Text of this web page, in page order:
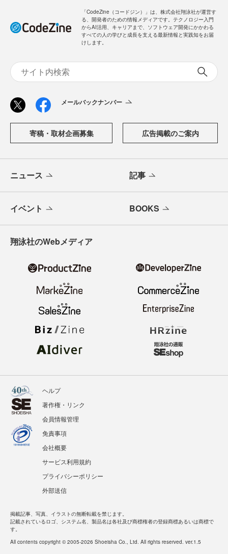
「CodeZine（コードジン）」は、株式会社翔泳社が運営す
る、開発者のための情報メディアです。テクノロジー入門
からAI活用、キャリアまで、ソフトウェア開発にかかわる
すべての人の学びと成長を支える最新情報と実践知をお届
けします。
メールバックナンバー
寄稿・取材企画募集 広告掲載のご案内
ニュース 記事
イベント BOOKS
翔泳社のWebメディア
ヘルプ
著作権・リンク
会員情報管理
免責事項
会社概要
サービス利用規約
プライバシーポリシー
外部送信
掲載記事、写真、イラストの無断転載を禁じます。
記載されているロゴ、システム名、製品名は各社及び商標権者の登録商標あるいは商標で
す。
All contents copyright © 2005-2026 Shoeisha Co., Ltd. All rights reserved. ver.1.5